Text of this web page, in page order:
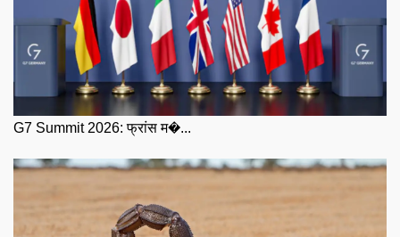
G7 Summit 2026: फ्रांस म�...